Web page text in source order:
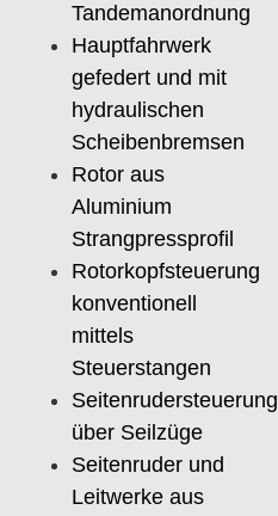
Tandemanordnung
Hauptfahrwerk
gefedert und mit
hydraulischen
Scheibenbremsen
Rotor aus
Aluminium
Strangpressprofil
Rotorkopfsteuerung
konventionell
mittels
Steuerstangen
Seitenrudersteuerung
über Seilzüge
Seitenruder und
Leitwerke aus